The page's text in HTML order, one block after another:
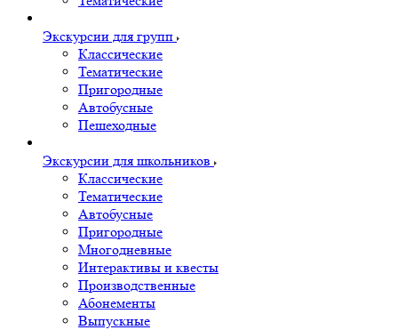
Экскурсии для групп
Классические
Тематические
Пригородные
Автобусные
Пешеходные
Экскурсии для школьников
Классические
Тематические
Автобусные
Пригородные
Многодневные
Интерактивы и квесты
Производственные
Абонементы
Выпускные